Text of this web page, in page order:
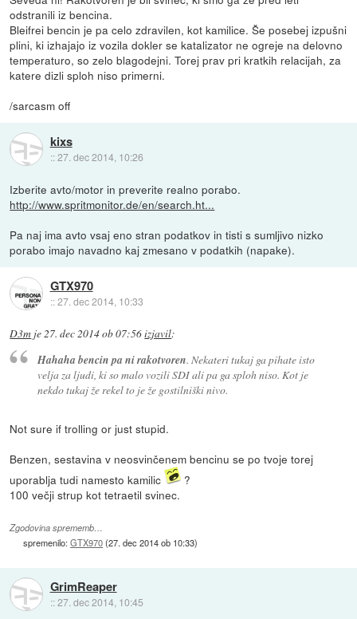
odstranili iz bencina.
Bleifrei bencin je pa celo zdravilen, kot kamilice. Še posebej izpušni
plini, ki izhajajo iz vozila dokler se katalizator ne ogreje na delovno
temperaturo, so zelo blagodejni. Torej prav pri kratkih relacijah, za
katere dizli sploh niso primerni.
/sarcasm off
kixs
::27. dec 2014, 10:26
Izberite avto/motor in preverite realno porabo.
http://www.spritmonitor.de/en/search.ht...
Pa naj ima avto vsaj eno stran podatkov in tisti s sumljivo nizko
porabo imajo navadno kaj zmesano v podatkih (napake).
GTX970
::27. dec 2014, 10:33
D3m je27. dec 2014 ob 07:56izjavil:
Hahaha bencin pa ni rakotvoren. Nekateri tukaj ga pihate isto
velja za ljudi, ki so malo vozili SDI ali pa ga sploh niso. Kot je
nekdo tukaj že rekel to je že gostilniški nivo.
Not sure if trolling or just stupid.
Benzen, sestavina v neosvinčenem bencinu se po tvoje torej
uporablja tudi namesto kamilic
?
100 večji strup kot tetraetil svinec.
Zgodovina sprememb…
spremenilo:GTX970(27. dec 2014 ob 10:33)
GrimReaper
::27. dec 2014, 10:45